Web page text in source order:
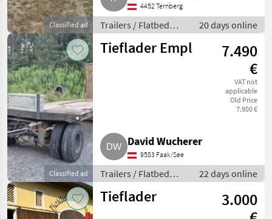
Classified ad
4452 Ternberg
Trailers / Flatbed
trailers
20 days online
Classified ad
Tieflader Empl
7.490
€
VAT not
applicable
Old Price
7.900 €
David Wucherer
9583 Faak/See
Trailers / Flatbed
trailers
22 days online
Tieflader
3.000